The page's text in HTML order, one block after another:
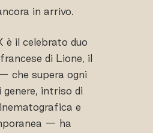
in arrivo.
è il celebrato duo
di Lione, il
che supera ogni
genere, intriso di
e
— ha